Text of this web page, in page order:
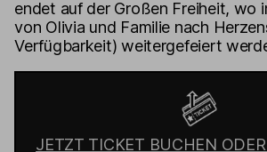
endet auf der Großen Freiheit, wo
von Olivia und Familie nach
Verfügbarkeit) weitergefeiert
JETZT TICKET BUCHEN